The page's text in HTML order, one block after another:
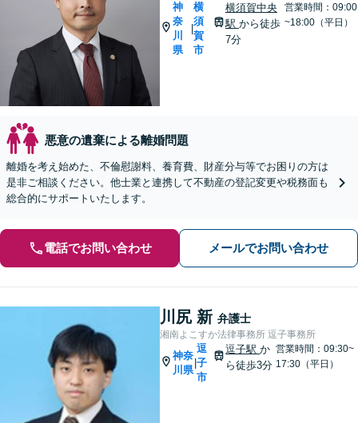
神
奈
川
県
|
横
須
賀
市
横須賀中央
駅 から徒歩
7分
営業時間：09:00
~18:00（平日）
悪意の遺棄による離婚問題
離婚を考え始めた、不倫慰謝料、養育費、財産分与等でお困りの方は
是非ご相談ください。他士業と連携して不動産の登記変更や税務面も
総合的にサポートいたします。
電話でお問い合わせ メールでお問い合わせ
川尻 新 弁護士
湘南よこすか法律事務所 逗子事務所
神奈
川県
|
逗
子
市
逗子駅か
ら徒歩3分
営業時間：09:30~
17:30（平日）